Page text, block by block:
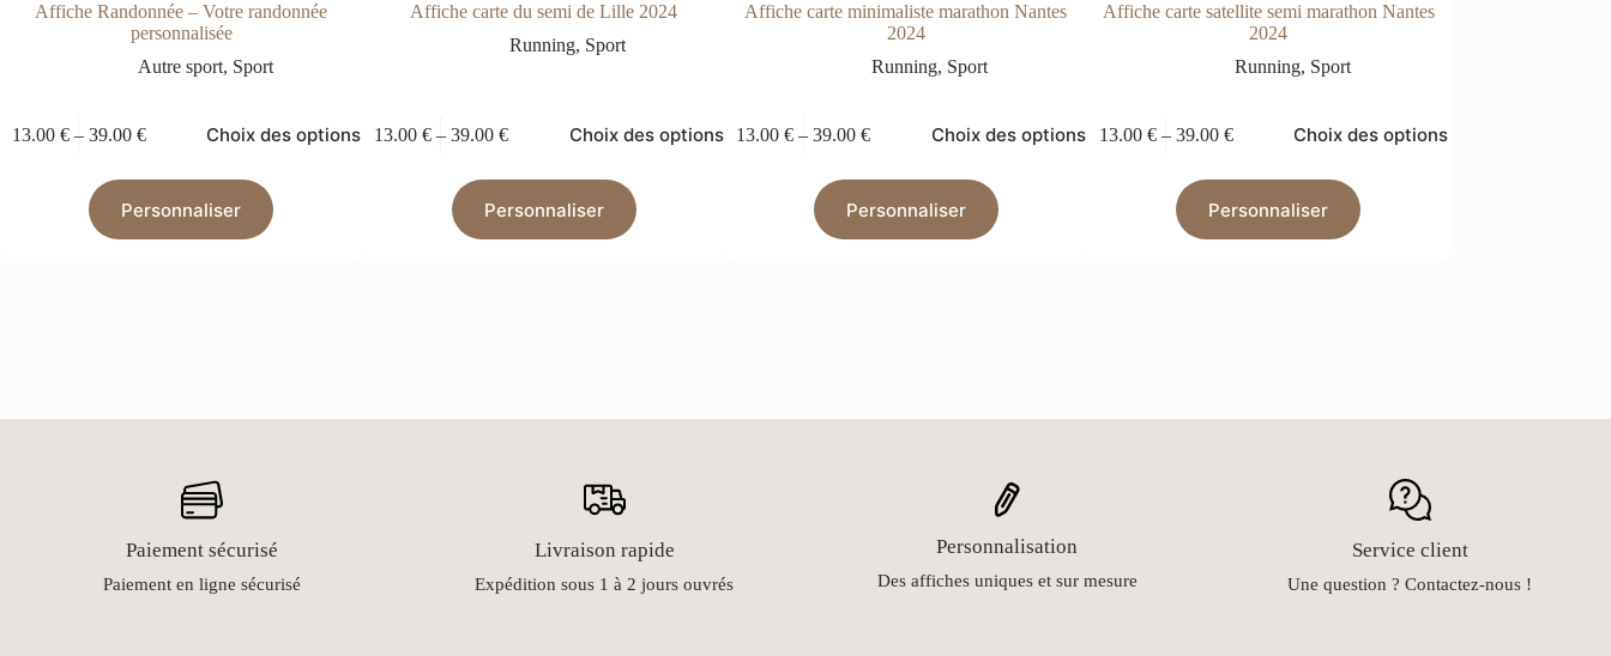
Affiche Randonnée – Votre randonnée
personnalisée
Autre sport, Sport
13.00 €– 39.00 € Choix des options
Personnaliser
Affiche carte du semi de Lille 2024
Running, Sport
13.00 €– 39.00 € Choix des options
Personnaliser
Affiche carte minimaliste marathon Nantes
2024
Running, Sport
13.00€ –39.00€ Choix des options
Personnaliser
Affiche carte satellite semi marathon Nantes
2024
Running, Sport
13.00 €– 39.00 € Choix des options
Personnaliser
Paiement sécurisé
Paiement en ligne sécurisé
Livraison rapide
Expédition sous 1 à 2 jours ouvrés
Personnalisation
Des affiches uniques et sur mesure
Service client
Une question ? Contactez-nous !